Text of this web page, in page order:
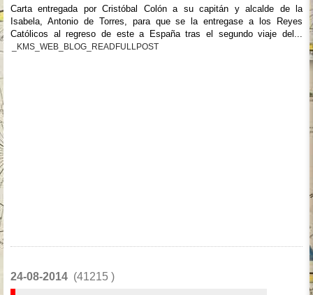
Carta entregada por Cristóbal Colón a su capitán y alcalde de la
Isabela, Antonio de Torres, para que se la entregase a los Reyes
Católicos al regreso de este a España tras el segundo viaje del...
_KMS_WEB_BLOG_READFULLPOST
24-08-2014 (41215 )